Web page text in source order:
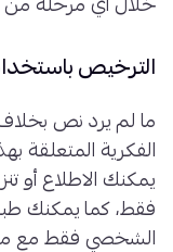
خلال أي مرحلة
الترخيص
ما لم يرد نص
الفكرية المتعلقة
يمكنك الاطلاع أو
فقط، كما يمكنك
الشخصي فقط مع